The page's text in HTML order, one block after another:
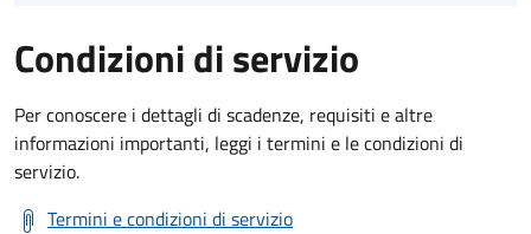
Condizioni di servizio
Per conoscere i dettagli di scadenze, requisiti e altre
informazioni importanti, leggi i termini e le condizioni di
servizio.
Termini e condizioni di servizio